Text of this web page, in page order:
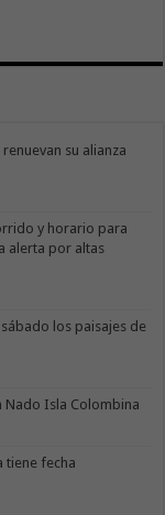
su alianza
y horario para
alerta por altas
los paisajes de
Nado Isla Colombina
tiene fecha